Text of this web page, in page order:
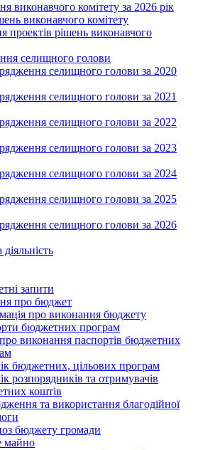
виконавчого комітету за 2026 рік
виконавчого комітету
проектів рішень виконавчого
селищного голови
селищного голови за 2020
селищного голови за 2021
селищного голови за 2022
селищного голови за 2023
селищного голови за 2024
селищного голови за 2025
селищного голови за 2026
запити
про бюджет
про виконання бюджету
бюджетних програм
виконання паспортів бюджетних
бюджетних, цільових програм
розпорядників та отримувачів
коштів
та використання благодійної
бюджету громади
майно